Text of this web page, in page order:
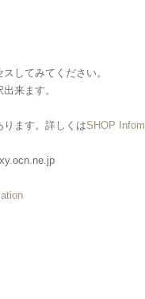
してみてください。
来ます。
ます。詳しくはSHOP